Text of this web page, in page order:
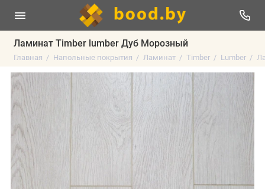
Ламинат Timber lumber Дуб Морозный
Главная Напольные покрытия Ламинат Timber Lumber